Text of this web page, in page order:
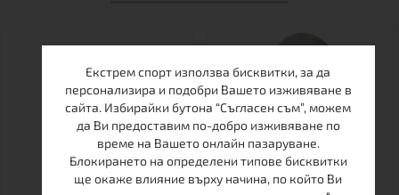
Екстрем спорт използва бисквитки, за да
персонализира и подобри Вашето изживяване в
сайта. Избирайки бутона “Съгласен съм”, можем
да Ви предоставим по-добро изживяване по
време на Вашето онлайн пазаруване.
Блокирането на определени типове бисквитки
ще окаже влияние върху начина, по който Ви